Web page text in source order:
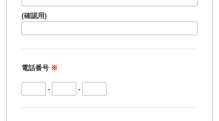
(確認用)
電話番号 ※
- -